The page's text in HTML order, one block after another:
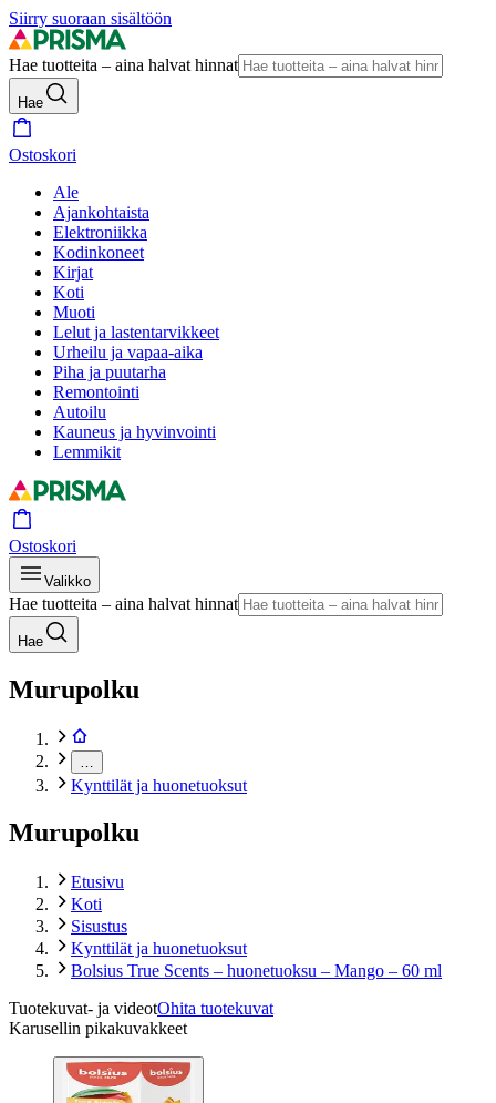
Siirry suoraan sisältöön
Hae tuotteita – aina halvat hinnat
Hae
Ostoskori
Ale
Ajankohtaista
Elektroniikka
Kodinkoneet
Kirjat
Koti
Muoti
Lelut ja lastentarvikkeet
Urheilu ja vapaa-aika
Piha ja puutarha
Remontointi
Autoilu
Kauneus ja hyvinvointi
Lemmikit
Ostoskori
Valikko
Hae tuotteita – aina halvat hinnat
Hae
Murupolku
Kynttilät ja huonetuoksut
Murupolku
Etusivu
Koti
Sisustus
Kynttilät ja huonetuoksut
Bolsius True Scents – huonetuoksu – Mango – 60 ml
Tuotekuvat- ja videotOhita tuotekuvat
Karusellin pikakuvakkeet